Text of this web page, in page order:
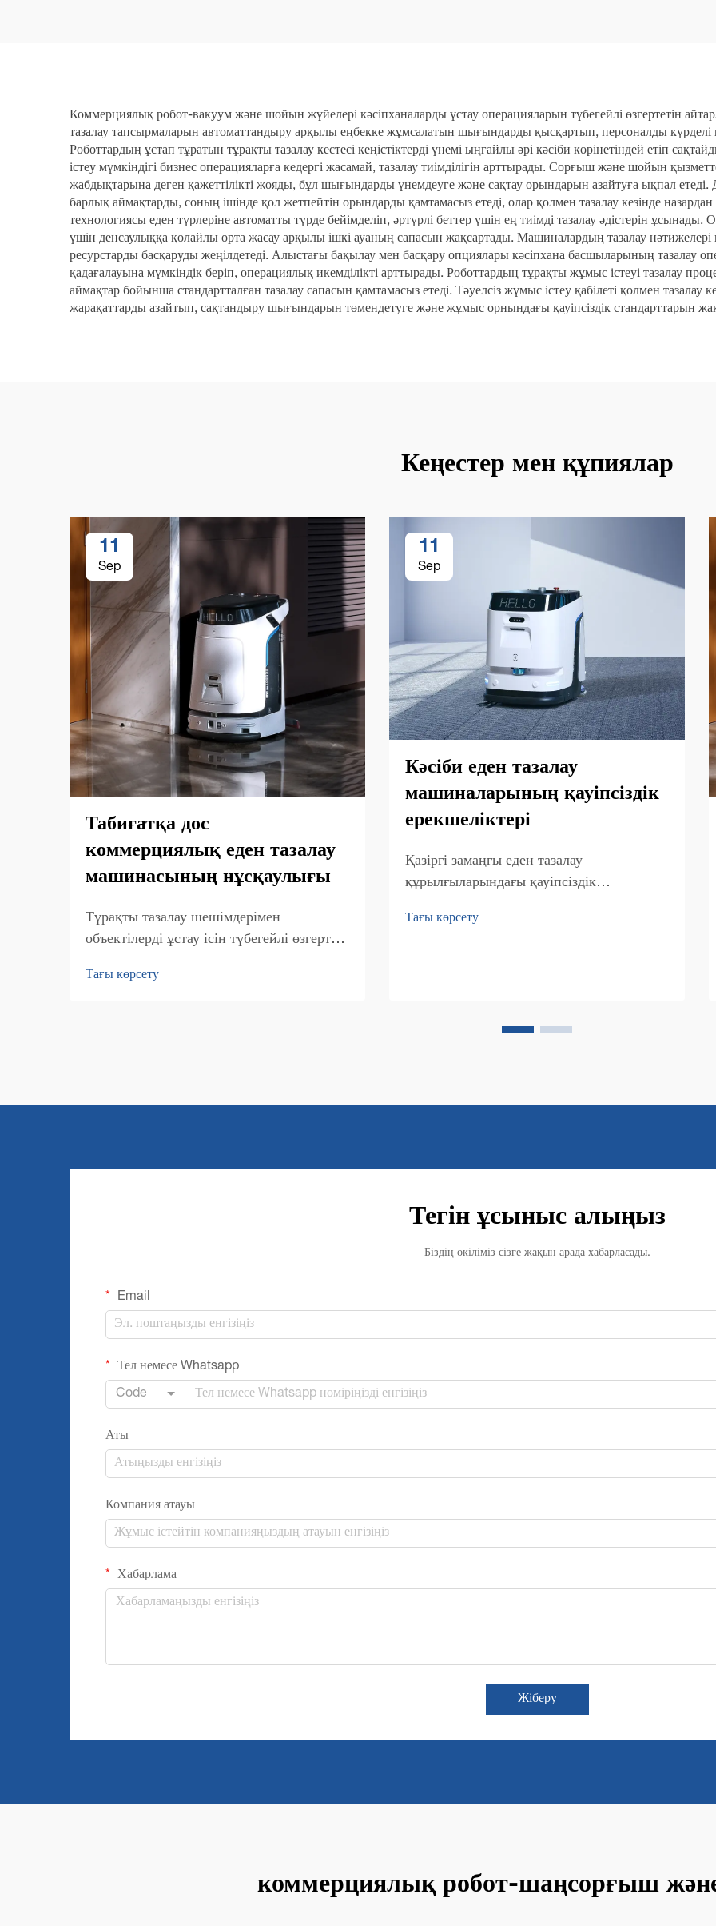
Коммерциялық робот-вакуум және шойын жүйелері кәсіпханаларды ұстау операцияларын түбегейлі өзгертетін
тазалау тапсырмаларын автоматтандыру арқылы еңбекке жұмсалатын шығындарды қысқартып, персоналды күрделі
Роботтардың ұстап тұратын тұрақты тазалау кестесі кеңістіктерді үнемі ыңғайлы әрі кәсіби көрінетіндей етіп
істеу мүмкіндігі бизнес операцияларға кедергі жасамай, тазалау тиімділігін арттырады. Сорғыш және шойын
жабдықтарына деген қажеттілікті жояды, бұл шығындарды үнемдеуге және сақтау орындарын азайтуға ықпал етеді.
барлық аймақтарды, соның ішінде қол жетпейтін орындарды қамтамасыз етеді, олар қолмен тазалау кезінде
технологиясы еден түрлеріне автоматты түрде бейімделіп, әртүрлі беттер үшін ең тиімді тазалау әдістерін
үшін денсаулыққа қолайлы орта жасау арқылы ішкі ауаның сапасын жақсартады. Машиналардың тазалау нәтижелері
ресурстарды басқаруды жеңілдетеді. Алыстағы бақылау мен басқару опциялары кәсіпхана басшыларының тазалау
қадағалауына мүмкіндік беріп, операциялық икемділікті арттырады. Роботтардың тұрақты жұмыс істеуі тазалау
аймақтар бойынша стандартталған тазалау сапасын қамтамасыз етеді. Тәуелсіз жұмыс істеу қабілеті қолмен
жарақаттарды азайтып, сақтандыру шығындарын төмендетуге және жұмыс орнындағы қауіпсіздік стандарттарын
Кеңестер мен құпиялар
11
Sep
Табиғатқа дос
коммерциялық еден тазалау
машинасының нұсқаулығы
Тұрақты тазалау шешімдерімен
объектілерді ұстау ісін түбегейлі өзгерту.
саласында күрт өзгерістер болды, онда
Тағы көрсету
11
Sep
Кәсіби еден тазалау
машиналарының қауіпсіздік
ерекшеліктері
Қазіргі замаңғы еден тазалау
құрылғыларындағы қауіпсіздік
тазалау машиналарының дамуы
Тағы көрсету
Тегін ұсыныс алыңыз
Біздің өкіліміз сізге жақын арада хабарласады.
Email
Тел немесе Whatsapp
Code
Аты
Компания атауы
Хабарлама
Жіберу
коммерциялық робот-шаңсорғыш